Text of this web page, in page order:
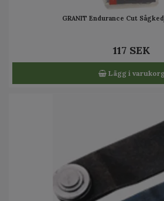
GRANIT Endurance Cut
117 SEK
Lägg i